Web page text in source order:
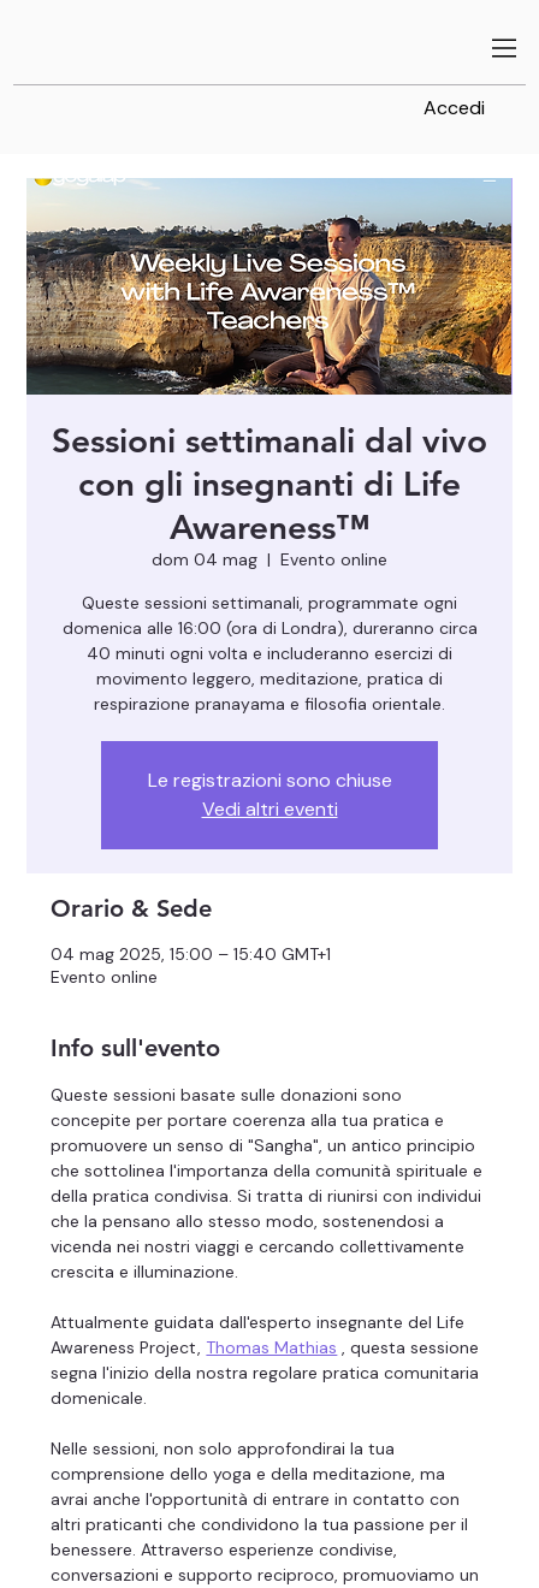
Accedi
Sessioni settimanali dal vivo
con gli insegnanti di Life
Awareness™
dom 04 mag
  |
Evento online
Queste sessioni settimanali, programmate ogni
domenica alle 16:00 (ora di Londra), dureranno circa
40 minuti ogni volta e includeranno esercizi di
movimento leggero, meditazione, pratica di
respirazione pranayama e filosofia orientale.
Le registrazioni sono chiuse
Vedi altri eventi
Orario & Sede
04 mag 2025, 15:00 – 15:40 GMT+1
Evento online
Info sull'evento
Queste sessioni basate sulle donazioni sono
concepite per portare coerenza alla tua pratica e
promuovere un senso di "Sangha", un antico principio
che sottolinea l'importanza della comunità spirituale e
della pratica condivisa. Si tratta di riunirsi con individui
che la pensano allo stesso modo, sostenendosi a
vicenda nei nostri viaggi e cercando collettivamente
crescita e illuminazione.
Attualmente guidata dall'esperto insegnante del Life
Awareness Project, Thomas Mathias , questa sessione
segna l'inizio della nostra regolare pratica comunitaria
domenicale.
Nelle sessioni, non solo approfondirai la tua
comprensione dello yoga e della meditazione, ma
avrai anche l'opportunità di entrare in contatto con
altri praticanti che condividono la tua passione per il
benessere. Attraverso esperienze condivise,
conversazioni e supporto reciproco, promuoviamo un